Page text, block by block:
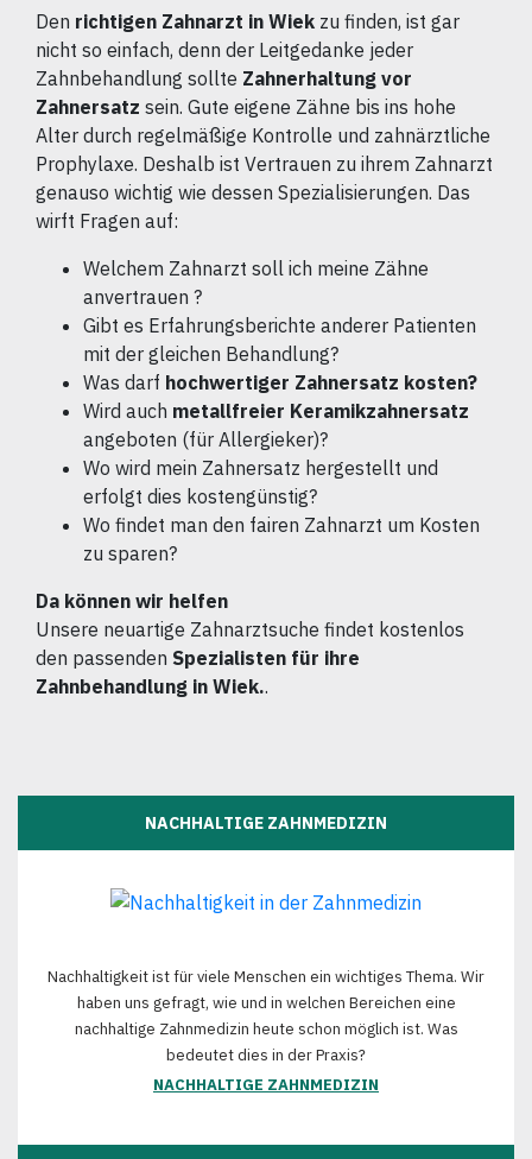
Den richtigen Zahnarzt in Wiek zu finden, ist gar
nicht so einfach, denn der Leitgedanke jeder
Zahnbehandlung sollte Zahnerhaltung vor
Zahnersatz sein. Gute eigene Zähne bis ins hohe
Alter durch regelmäßige Kontrolle und zahnärztliche
Prophylaxe. Deshalb ist Vertrauen zu ihrem Zahnarzt
genauso wichtig wie dessen Spezialisierungen. Das
wirft Fragen auf:
Welchem Zahnarzt soll ich meine Zähne
anvertrauen ?
Gibt es Erfahrungsberichte anderer Patienten
mit der gleichen Behandlung?
Was darf hochwertiger Zahnersatz kosten?
Wird auch metallfreier Keramikzahnersatz
angeboten (für Allergieker)?
Wo wird mein Zahnersatz hergestellt und
erfolgt dies kostengünstig?
Wo findet man den fairen Zahnarzt um Kosten
zu sparen?
Da können wir helfen
Unsere neuartige Zahnarztsuche findet kostenlos
den passenden Spezialisten für ihre
Zahnbehandlung in Wiek..
NACHHALTIGE ZAHNMEDIZIN
Nachhaltigkeit ist für viele Menschen ein wichtiges Thema. Wir
haben uns gefragt, wie und in welchen Bereichen eine
nachhaltige Zahnmedizin heute schon möglich ist. Was
bedeutet dies in der Praxis?
NACHHALTIGE ZAHNMEDIZIN